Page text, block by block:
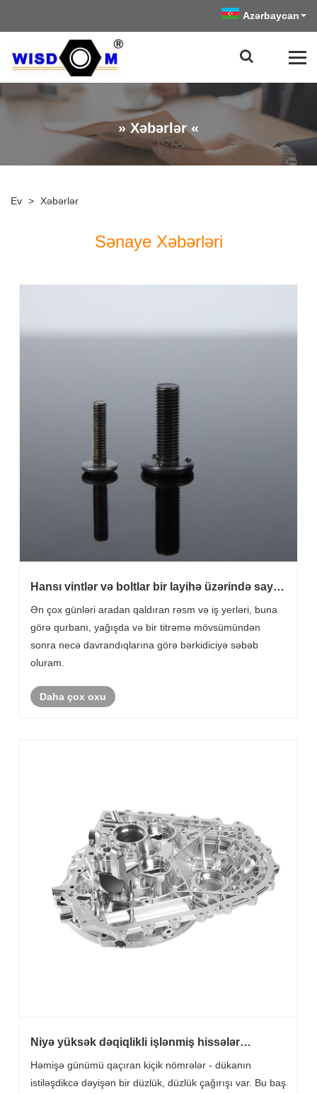
Azərbaycan
» Xəbərlər «
Ev > Xəbərlər
Sənaye Xəbərləri
Hansı vintlər və boltlar bir layihə üzərində sayt
Ən çox günləri aradan qaldıran rəsm və iş yerləri, buna
görə qurbanı, yağışda və bir titrəmə mövsümündən
sonra necə davrandıqlarına görə bərkidiciyə səbəb
oluram.
Daha çox oxu
Niyə yüksək dəqiqlikli işlənmiş hissələr
Həmişə günümü qaçıran kiçik nömrələr - dükanın
istiləşdikcə dəyişən bir düzlük, düzlük çağırışı var. Bu baş